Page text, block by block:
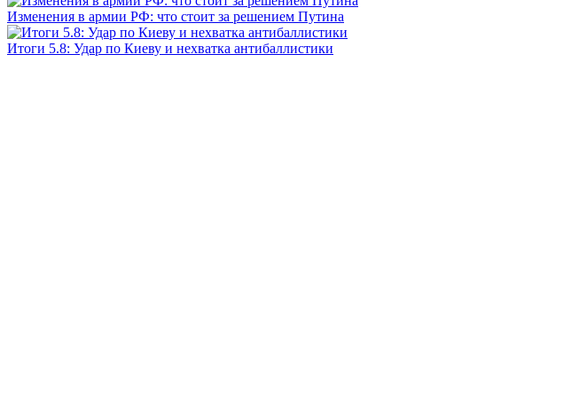
Изменения в армии РФ: что стоит за решением Путина
Итоги 5.8: Удар по Киеву и нехватка антибаллистики